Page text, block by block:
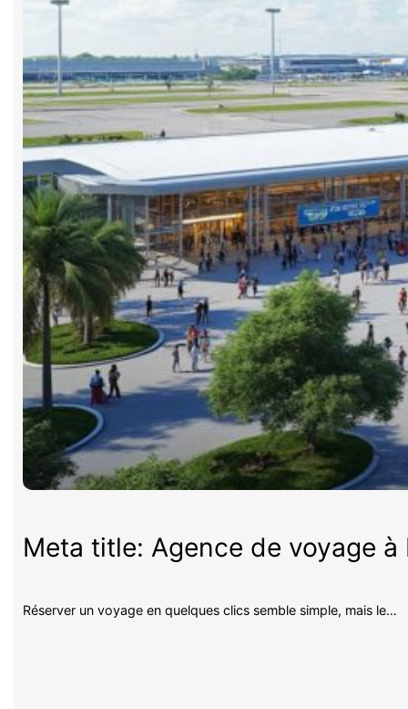
Meta title: Agence de voyage
Réserver un voyage en quelques clics semble simple, mais le…